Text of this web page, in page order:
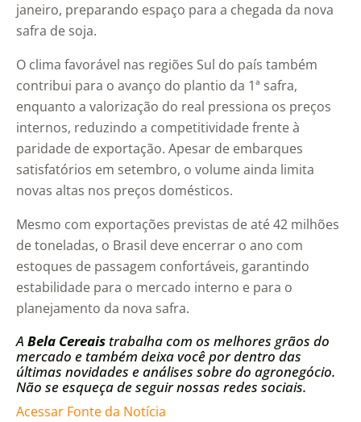
janeiro, preparando espaço para a chegada da nova
safra de soja.
O clima favorável nas regiões Sul do país também
contribui para o avanço do plantio da 1ª safra,
enquanto a valorização do real pressiona os preços
internos, reduzindo a competitividade frente à
paridade de exportação. Apesar de embarques
satisfatórios em setembro, o volume ainda limita
novas altas nos preços domésticos.
Mesmo com exportações previstas de até 42 milhões
de toneladas, o Brasil deve encerrar o ano com
estoques de passagem confortáveis, garantindo
estabilidade para o mercado interno e para o
planejamento da nova safra.
A Bela Cereais trabalha com os melhores grãos do
mercado e também deixa você por dentro das
últimas novidades e análises sobre do agronegócio.
Não se esqueça de seguir nossas redes sociais.
Acessar Fonte da Notícia